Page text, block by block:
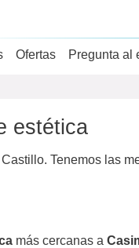
Ofertas Pregunta al
estética
Tenemos las
más cercanas a